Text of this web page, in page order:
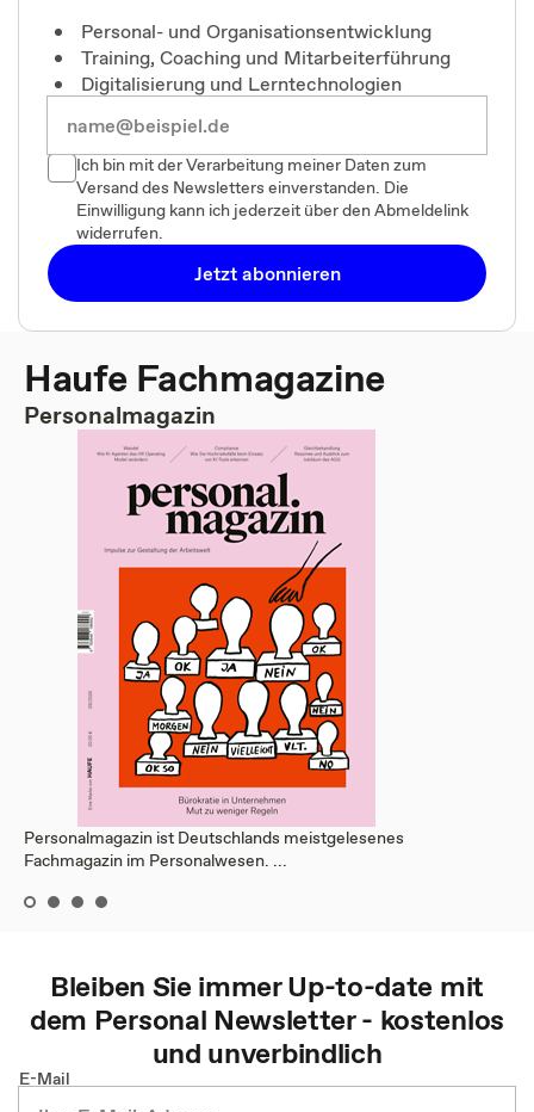
Personal- und Organisationsentwicklung
Training, Coaching und Mitarbeiterführung
Digitalisierung und Lerntechnologien
Ich bin mit der Verarbeitung meiner Daten zum
Versand des Newsletters einverstanden. Die
Einwilligung kann ich jederzeit über den Abmeldelink
widerrufen.
Jetzt abonnieren
Haufe Fachmagazine
Personalmagazin
Personalmagazin ist Deutschlands meistgelesenes
Fachmagazin im Personalwesen. ...
Bleiben Sie immer Up-to-date mit
dem Personal Newsletter - kostenlos
und unverbindlich
E-Mail